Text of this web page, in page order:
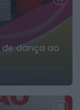
de dança ao